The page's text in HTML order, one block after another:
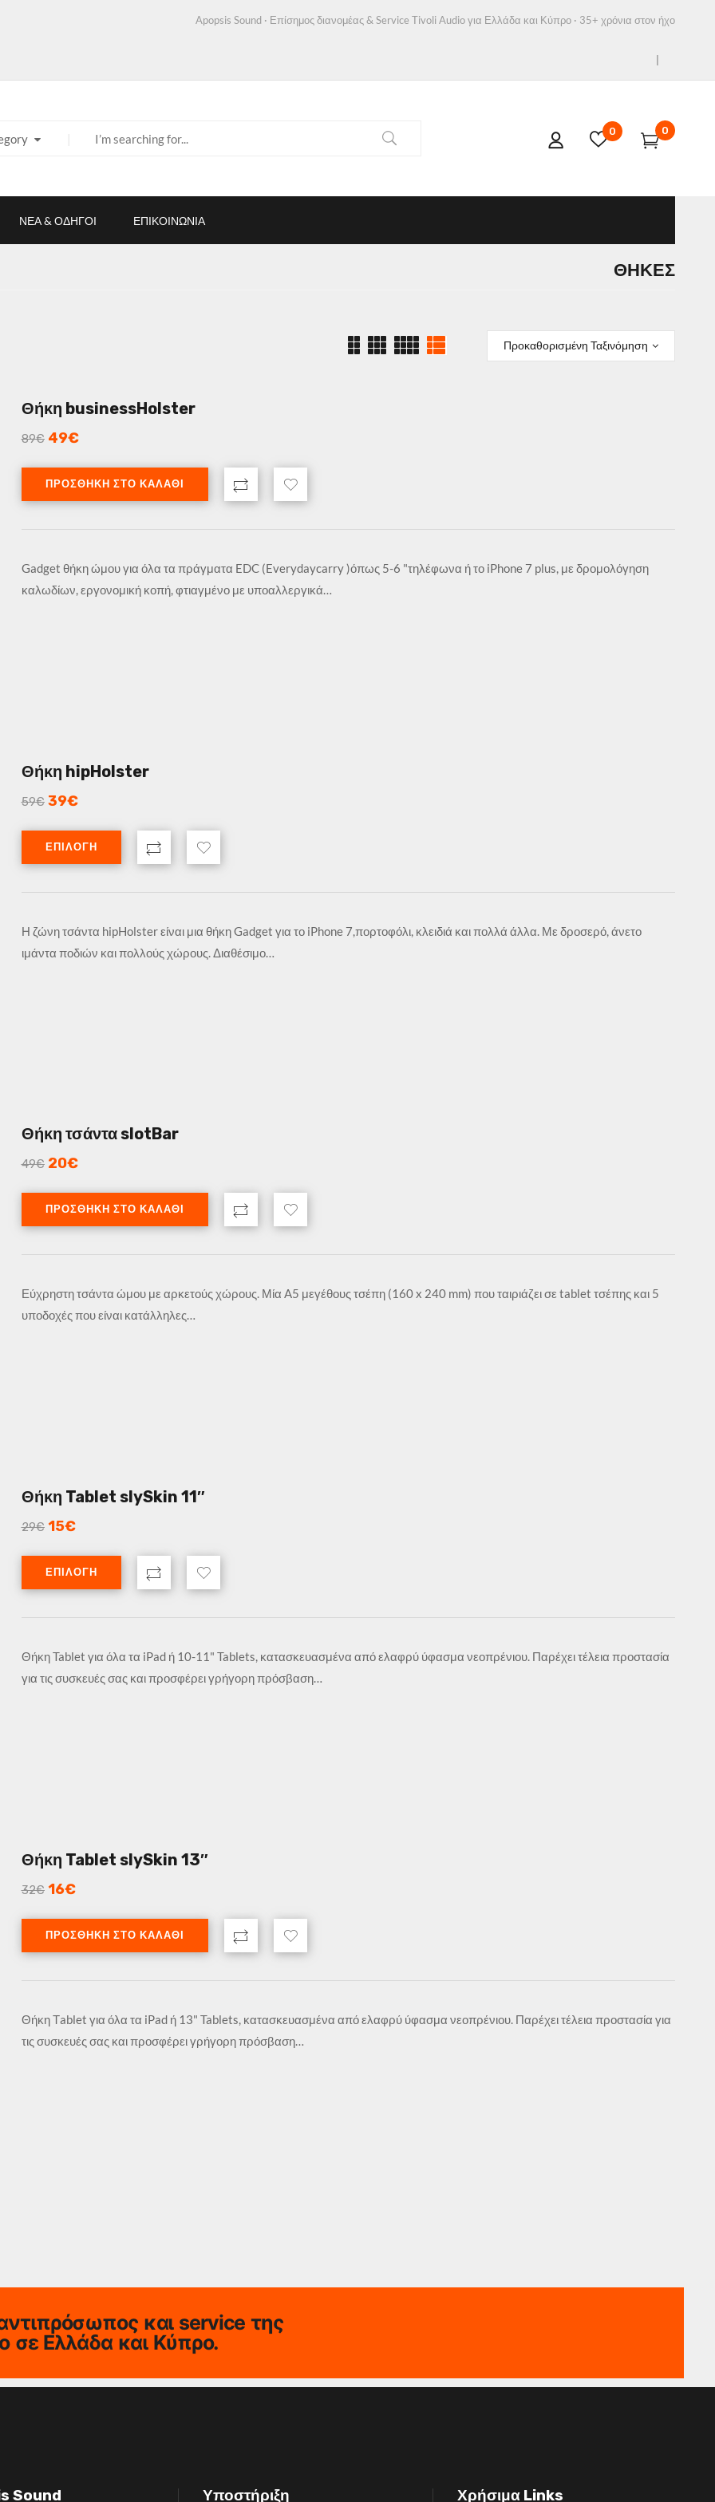
Apopsis Sound · Επίσημος διανομέας & Service Tivoli Audio για Ελλάδα και Κύπρο · 35+ χρόνια στον ήχο
0 0
ΝΕΑ & ΟΔΗΓΟΙ ΕΠΙΚΟΙΝΩΝΙΑ
ΘΉΚΕΣ
Προκαθορισμένη Ταξινόμηση
Θήκη businessHolster
89€ 49€
ΠΡΟΣΘΉΚΗ ΣΤΟ ΚΑΛΆΘΙ
Gadget θήκη ώμου για όλα τα πράγματα EDC (Everydaycarry )όπως 5-6 "τηλέφωνα ή το iPhone 7 plus, με δρομολόγηση
καλωδίων, εργονομική κοπή, φτιαγμένο με υποαλλεργικά…
Θήκη hipHolster
59€ 39€
ΕΠΙΛΟΓΉ
Η ζώνη τσάντα hipHolster είναι μια θήκη Gadget για το iPhone 7,πορτοφόλι, κλειδιά και πολλά άλλα. Με δροσερό, άνετο
ιμάντα ποδιών και πολλούς χώρους. Διαθέσιμο…
Θήκη τσάντα slotBar
49€ 20€
ΠΡΟΣΘΉΚΗ ΣΤΟ ΚΑΛΆΘΙ
Εύχρηστη τσάντα ώμου με αρκετούς χώρους. Μία A5 μεγέθους τσέπη (160 x 240 mm) που ταιριάζει σε tablet τσέπης και 5
υποδοχές που είναι κατάλληλες…
Θήκη Tablet slySkin 11″
29€ 15€
ΕΠΙΛΟΓΉ
Θήκη Tablet για όλα τα iPad ή 10-11" Tablets, κατασκευασμένα από ελαφρύ ύφασμα νεοπρένιου. Παρέχει τέλεια προστασία
για τις συσκευές σας και προσφέρει γρήγορη πρόσβαση…
Θήκη Tablet slySkin 13″
32€ 16€
ΠΡΟΣΘΉΚΗ ΣΤΟ ΚΑΛΆΘΙ
Θήκη Τablet για όλα τα iPad ή 13" Tablets, κατασκευασμένα από ελαφρύ ύφασμα νεοπρένιου. Παρέχει τέλεια προστασία για
τις συσκευές σας και προσφέρει γρήγορη πρόσβαση…
και service της
σε Ελλάδα και Κύπρο.
Sound Υποστήριξη Χρήσιμα Links